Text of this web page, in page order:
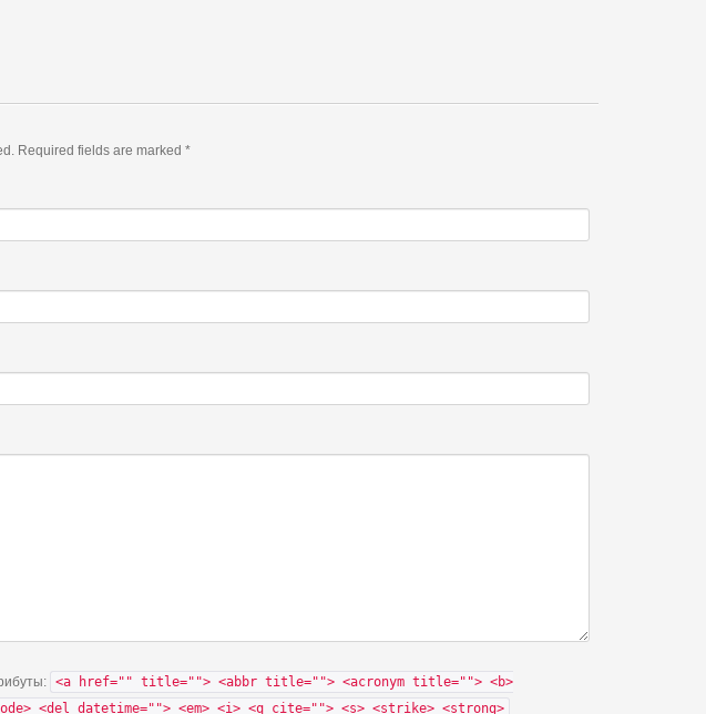
Required fields are marked *
<a href="" title=""> <abbr title=""> <acronym title=""> <b>
<del datetime=""> <em> <i> <q cite=""> <s> <strike> <strong>